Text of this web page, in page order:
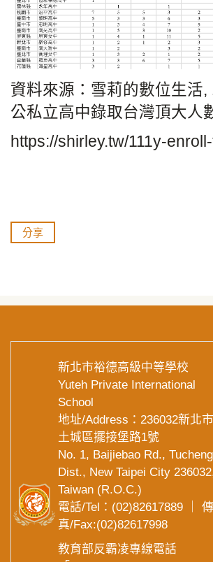
資料來源：雪莉的數位生活,
公私立高中錄取台灣頂大人
https://shirley.tw/111y-
分享
新北市裕德高級中等學校
Yuteh Private International
School
地址/Address：236032新北市
土城區擺接堡路1號
No. 1, Baijiebao Rd., Tucheng
Dist., New Taipei City
Taiwan (R.O.C.)
電話/Tel：(02)82617889 ｜ 傳
真/Fax:(02)82617998
教育部反霸凌專線電話